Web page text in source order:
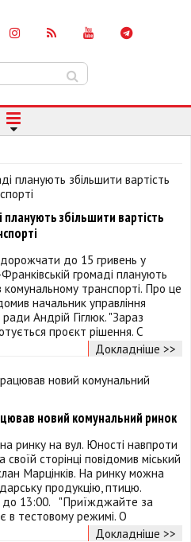
планують збільшити вартість
до 15 гривень у
громаді планують
транспорті. Про це
начальник управління
Андрій Гіглюк. "Зараз
проєкт рішення. С
Докладніше >>
новий комунальний ринок
ринку на вул. Юності навпроти
сторінці повідомив міський
Марцінків. На ринку можна
продукцію, птицю.
до 13:00. "Приїжджайте за
в тестовому режимі. О
Докладніше >>